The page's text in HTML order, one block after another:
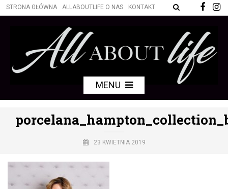
STRONA GŁÓWNA ALLABOUTLIFE O NAS KONTAKT
MENU
23 KWIETNIA 2019